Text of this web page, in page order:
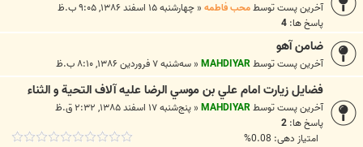
آخرین پست توسطمحب فاطمه« چهارشنبه ۱۵ اسفند ۱۳۸۶, ۹:۰۵ ب.ظ
پاسخ ها: 4
ضامن آهو
آخرین پست توسطMAHDIYAR
« سه‌شنبه ۷ فروردین ۱۳۸۶, ۸:۱۰ ب.ظ
فضايل زيارت امام علي بن موسي الرضا عليه آلاف التحية و الثناء
آخرین پست توسطMAHDIYAR
« پنج‌شنبه ۱۷ اسفند ۱۳۸۵, ۲:۳۲ ق.ظ
پاسخ ها: 2
امتیاز دهی: 0.08%